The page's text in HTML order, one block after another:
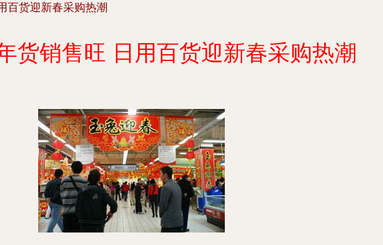
百货迎新春采购热潮
货销售旺 日用百货迎新春采购热潮